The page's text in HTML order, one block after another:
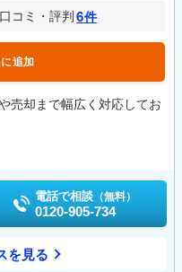
口コミ・評判 6件
追加
売却まで幅広く対応してお
電話で相談 （無料）
0120-905-734
を見る